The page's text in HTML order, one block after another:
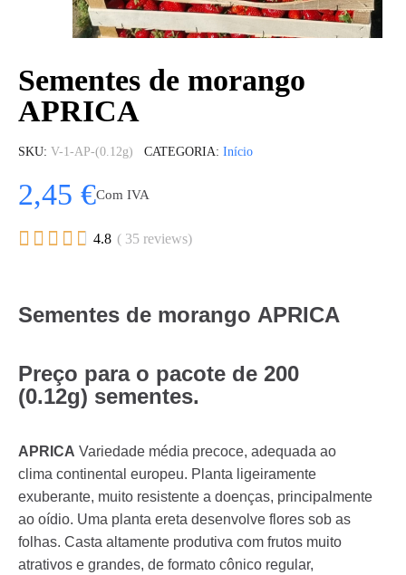
Sementes de morango
APRICA
SKU V-1-AP-(0.12g) CATEGORIA Início
2,45 €Com IVA
     4.8 ( 35 reviews)
Sementes de morango APRICA
Preço para o pacote de 200
(0.12g) sementes.
APRICA Variedade média precoce, adequada ao
clima continental europeu. Planta ligeiramente
exuberante, muito resistente a doenças, principalmente
ao oídio. Uma planta ereta desenvolve flores sob as
folhas. Casta altamente produtiva com frutos muito
atrativos e grandes, de formato cônico regular,